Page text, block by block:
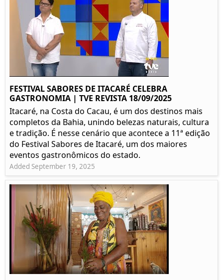
FESTIVAL SABORES DE ITACARÉ CELEBRA
GASTRONOMIA | TVE REVISTA 18/09/2025
Itacaré, na Costa do Cacau, é um dos destinos mais
completos da Bahia, unindo belezas naturais, cultura
e tradição. É nesse cenário que acontece a 11ª edição
do Festival Sabores de Itacaré, um dos maiores
eventos gastronômicos do estado.
Added September 19, 2025